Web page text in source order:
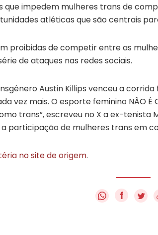
que impedem mulheres trans de
atléticas que são centrais
proibidas de competir entre as
de ataques nas redes sociais.
Austin Killips venceu a
vez mais. O esporte feminino NÃO É
trans”, escreveu no X a ex-tenista
participação de mulheres trans em
no site de origem.
f